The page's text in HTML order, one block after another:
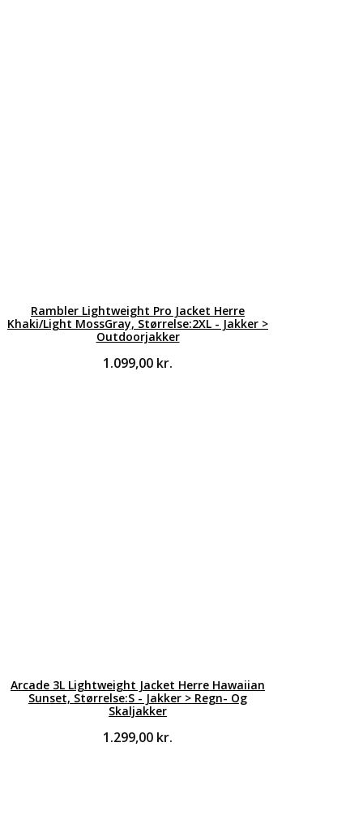
Rambler Lightweight Pro Jacket Herre
Khaki/Light MossGray, Størrelse:2XL - Jakker >
Outdoorjakker
1.099,00 kr.
Arcade 3L Lightweight Jacket Herre Hawaiian
Sunset, Størrelse:S - Jakker > Regn- Og
Skaljakker
1.299,00 kr.